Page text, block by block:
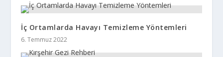
İç Ortamlarda Havayı Temizleme Yöntemleri
6. Temmuz 2022